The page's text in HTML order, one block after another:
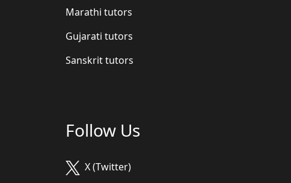
Marathi tutors
Gujarati tutors
Sanskrit tutors
Follow Us
X (Twitter)